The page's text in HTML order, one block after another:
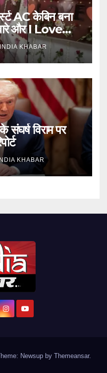
AC केबिन बना
और I Love
KHABAR
संघर्ष विराम पर
KHABAR
Newsup by Themeansar.